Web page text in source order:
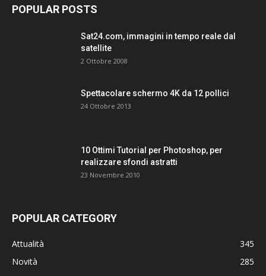
POPULAR POSTS
Sat24.com, immagini in tempo reale dal
satellite
2 Ottobre 2008
Spettacolare schermo 4K da 12 pollici
24 Ottobre 2013
10 Ottimi Tutorial per Photoshop, per
realizzare sfondi astratti
23 Novembre 2010
POPULAR CATEGORY
Attualità
345
Novità
285